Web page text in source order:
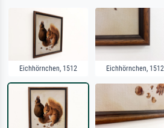
Eichhörnchen, 1512 Eichhörnchen, 1512